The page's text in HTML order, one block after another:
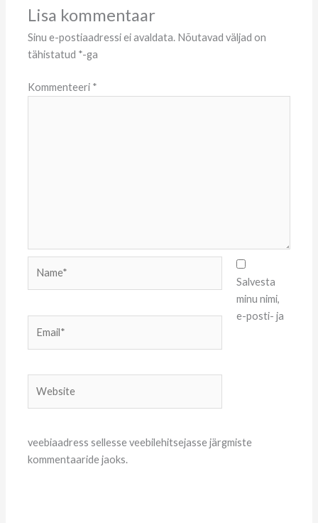
Lisa kommentaar
Sinu e-postiaadressi ei avaldata. Nõutavad väljad on
tähistatud *-ga
Kommenteeri *
Salvesta
minu nimi,
e-posti- ja
veebiaadress sellesse veebilehitsejasse järgmiste
kommentaaride jaoks.